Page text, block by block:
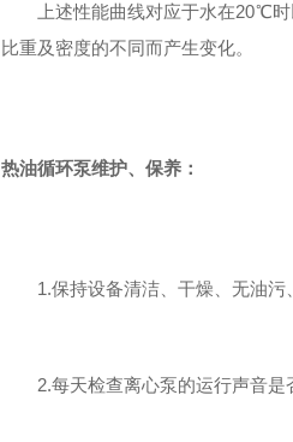
上述性能曲线对应于水在20℃时
比重及密度的不同而产生变化。
热油循环泵维护、保养：
1.保持设备清洁、干燥、无油污
2.每天检查离心泵的运行声音是